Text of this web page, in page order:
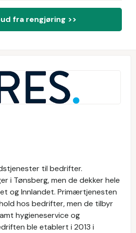
fra rengjøring >>
til bedrifter.
i Tønsberg, men de dekker hele
og Innlandet. Primærtjenesten
hos bedrifter, men de tilbyr
hygieneservice og
ble etablert i 2013 i